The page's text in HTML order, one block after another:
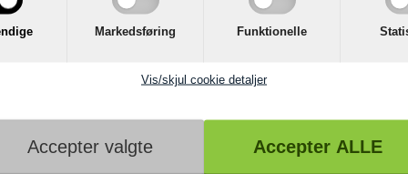
Markedsføring Funktionelle
Vis/skjul cookie detaljer